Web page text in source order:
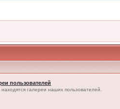
пользователей
находятся галереи наших пользователей.